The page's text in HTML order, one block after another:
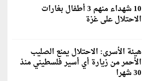
10 شهداء منهم 3 أطفال بغارات
الاحتلال على غزة
هيئة الأسرى: الاحتلال يمنع الصليب
الأحمر من زيارة أي أسير فلسطيني منذ
30 شهرا